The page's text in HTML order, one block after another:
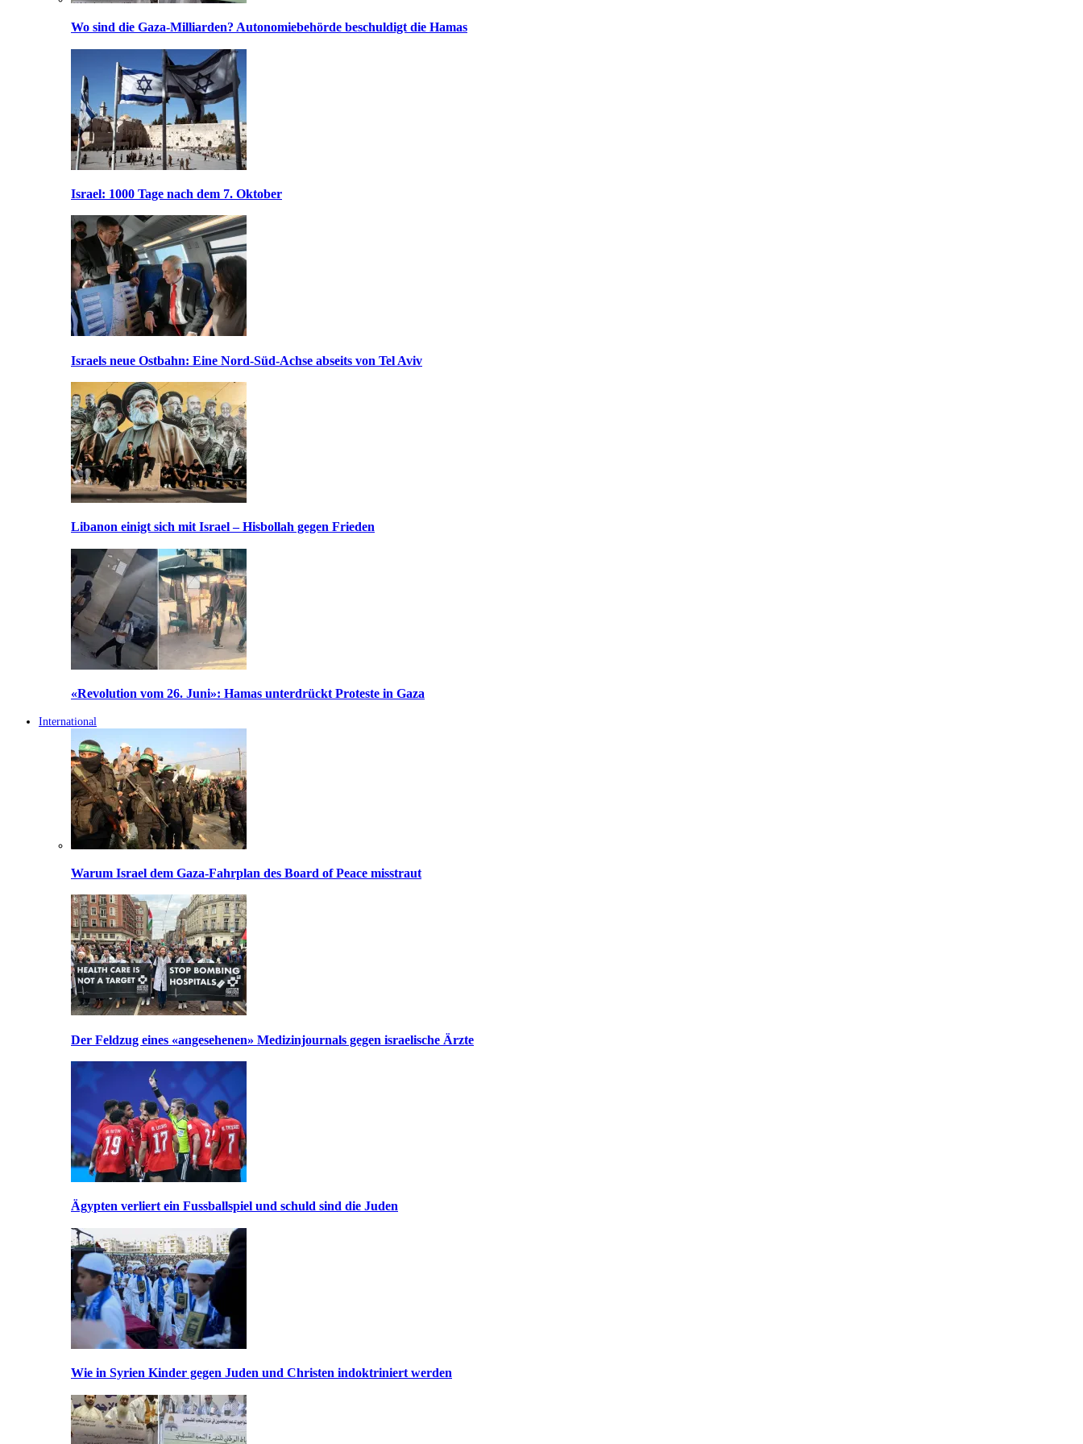
Wo sind die Gaza-Milliarden? Autonomiebehörde beschuldigt die Hamas
Israel: 1000 Tage nach dem 7. Oktober
Israels neue Ostbahn: Eine Nord-Süd-Achse abseits von Tel Aviv
Libanon einigt sich mit Israel – Hisbollah gegen Frieden
«Revolution vom 26. Juni»: Hamas unterdrückt Proteste in Gaza
International
Warum Israel dem Gaza-Fahrplan des Board of Peace misstraut
Der Feldzug eines «angesehenen» Medizinjournals gegen israelische Ärzte
Ägypten verliert ein Fussballspiel und schuld sind die Juden
Wie in Syrien Kinder gegen Juden und Christen indoktriniert werden